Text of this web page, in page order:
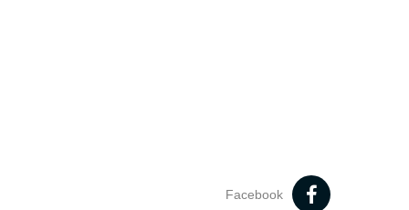
Facebook